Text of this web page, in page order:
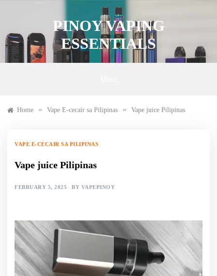
PINOY VAPING
ESSENTIALS
Home » Vape E-cecair sa Pilipinas » Vape juice Pilipinas
VAPE E-CECAIR SA PILIPINAS
Vape juice Pilipinas
FEBRUARY 5, 2025 BY VAPEPINOY